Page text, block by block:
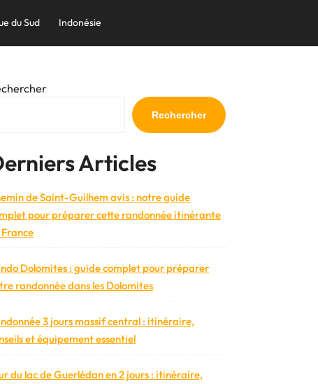
du Sud Indonésie
Rechercher
Articles
de Saint-Guilhem avis : notre guide
pour préparer cette randonnée itinérante
Dolomites : guide complet pour préparer
randonnée dans les Dolomites
3 jours massif central : itinéraire,
et équipement essentiel
du lac de Guerlédan en 2 jours : itinéraire,